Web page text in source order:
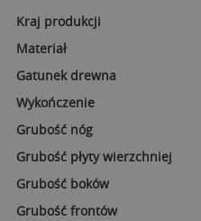
Kraj produkcji
Materiał
Gatunek drewna
Wykończenie
Grubość nóg
Grubość płyty wierzchniej
Grubość boków
Grubość frontów